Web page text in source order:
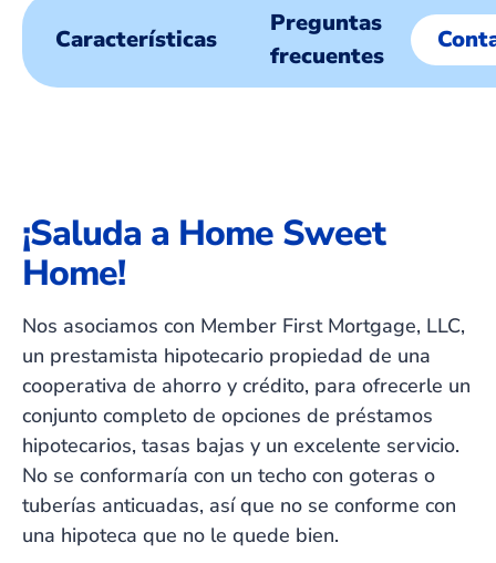
Características
Preguntas
frecuentes
¡Saluda a Home Sweet
Home!
Nos asociamos con Member First Mortgage, LLC,
un prestamista hipotecario propiedad de una
cooperativa de ahorro y crédito, para ofrecerle un
conjunto completo de opciones de préstamos
hipotecarios, tasas bajas y un excelente servicio.
No se conformaría con un techo con goteras o
tuberías anticuadas, así que no se conforme con
una hipoteca que no le quede bien.